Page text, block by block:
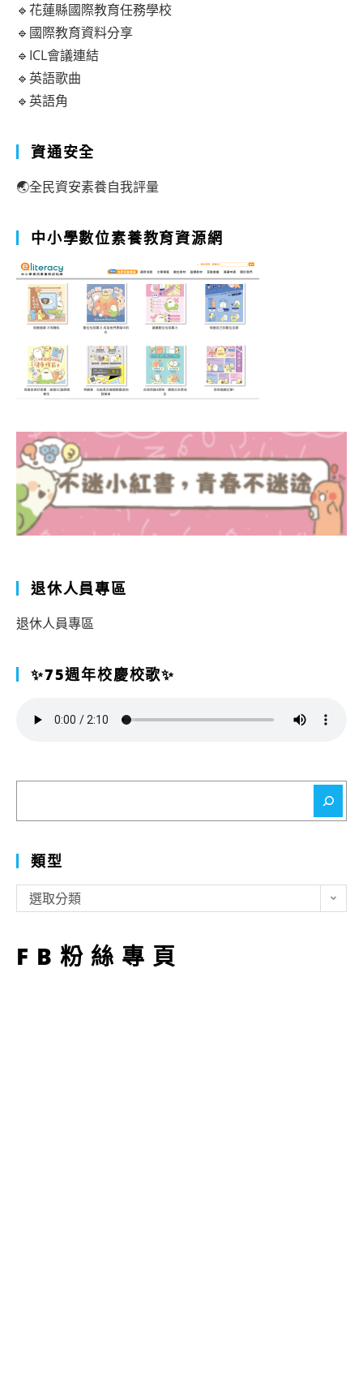
🔹花蓮縣國際教育任務學校
🔹國際教育資料分享
🔹ICL會議連結
🔹英語歌曲
🔹英語角
資通安全
🌏全民資安素養自我評量
中小學數位素養教育資源網
退休人員專區
退休人員專區
✨75週年校慶校歌✨
類型
型
選取分類
FB粉絲專頁